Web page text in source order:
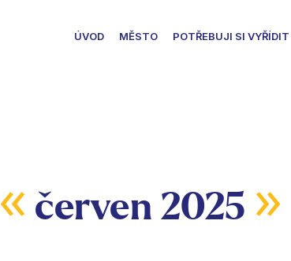
ÚVOD MĚSTO POTŘEBUJI SI VYŘÍDIT
« červen 2025 »